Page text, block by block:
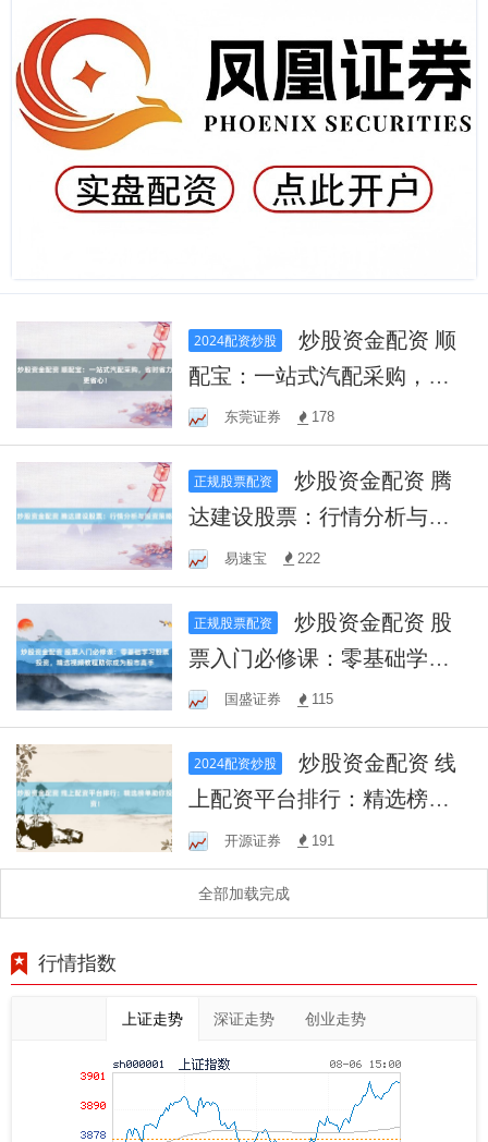
2024配资炒股
炒股资金配资 顺
配宝：一站式汽配采购，省
时省力更省心！
东莞证券 178
正规股票配资
炒股资金配资 腾
达建设股票：行情分析与投
资策略
易速宝 222
正规股票配资
炒股资金配资 股
票入门必修课：零基础学习
股票投资，精选视频教程助
你成为股市高手
国盛证券 115
2024配资炒股
炒股资金配资 线
上配资平台排行：精选榜单
助你投资！
开源证券 191
全部加载完成
行情指数
上证走势 深证走势 创业走势